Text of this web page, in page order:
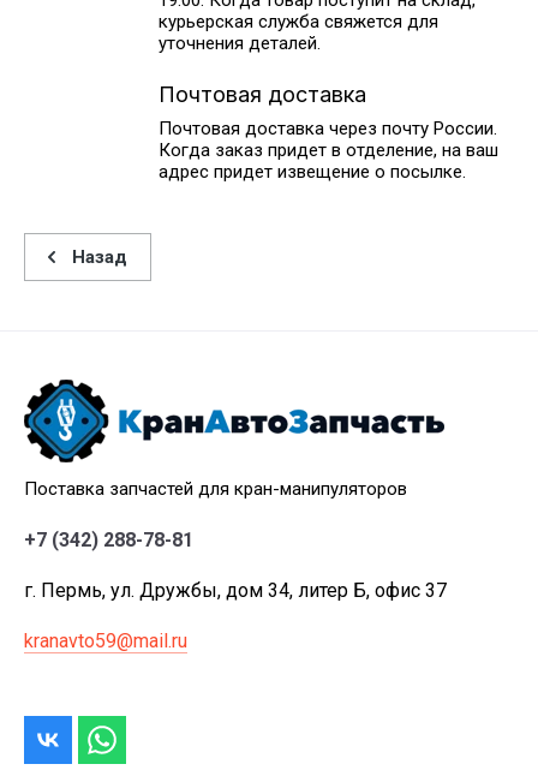
курьерская служба свяжется для
уточнения деталей.
Почтовая доставка
Почтовая доставка через почту России.
Когда заказ придет в отделение, на ваш
адрес придет извещение о посылке.
Назад
Поставка запчастей для кран-манипуляторов
+7 (342) 288-78-81
г. Пермь, ул. Дружбы, дом 34, литер Б, офис 37
kranavto59@mail.ru